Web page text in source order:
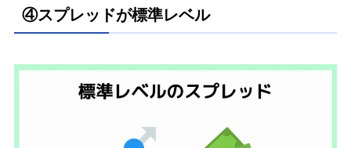
④スプレッドが標準レベル